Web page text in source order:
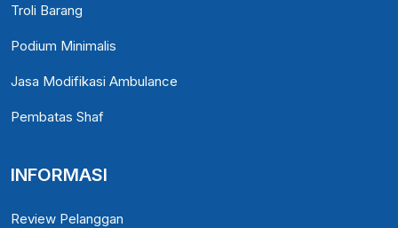
Troli Barang
Podium Minimalis
Jasa Modifikasi Ambulance
Pembatas Shaf
INFORMASI
Review Pelanggan